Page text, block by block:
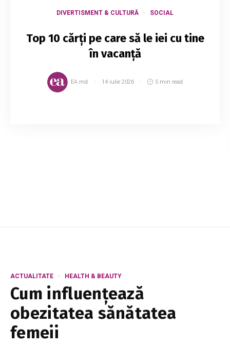
DIVERTISMENT & CULTURĂ SOCIAL
Top 10 cărţi pe care să le iei cu tine
în vacanţă
EA.md 14 iulie 2026 5 min read
ACTUALITATE HEALTH & BEAUTY
Cum influențează
obezitatea sănătatea
femeii